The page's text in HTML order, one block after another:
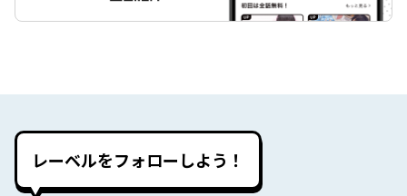
レーベルをフォローしよう！